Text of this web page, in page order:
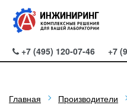
+7 (495) 120-07-46 +7
Главная Производители